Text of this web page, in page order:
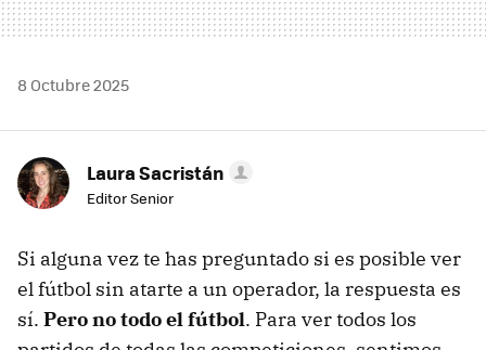
8 Octubre 2025
Laura Sacristán
Editor Senior
Si alguna vez te has preguntado si es posible ver
el fútbol sin atarte a un operador, la respuesta es
sí. Pero no todo el fútbol. Para ver todos los